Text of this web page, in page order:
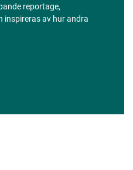
reportage,
inspireras av hur andra